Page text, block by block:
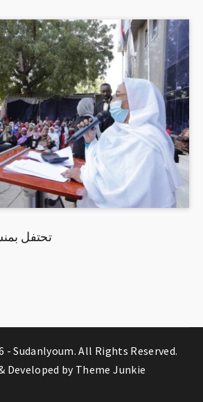
(سونا) تحتفل
-Sudanlyoum. All Rights Reserved.
Developed by Theme Junkie